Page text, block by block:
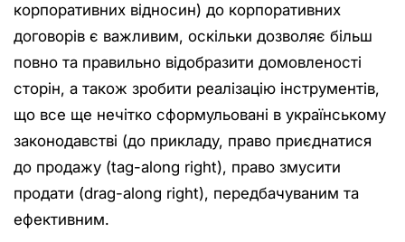
корпоративних відносин) до корпоративних
договорів є важливим, оскільки дозволяє більш
повно та правильно відобразити домовленості
сторін, а також зробити реалізацію інструментів,
що все ще нечітко сформульовані в українському
законодавстві (до прикладу, право приєднатися
до продажу (tag-along right), право змусити
продати (drag-along right), передбачуваним та
ефективним.